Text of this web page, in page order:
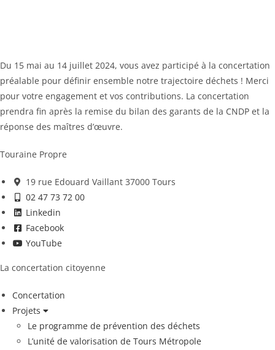
Du 15 mai au 14 juillet 2024, vous avez participé à la concertation
préalable pour définir ensemble notre trajectoire déchets ! Merci
pour votre engagement et vos contributions. La concertation
prendra fin après la remise du bilan des garants de la CNDP et la
réponse des maîtres d’œuvre.
Touraine Propre
19 rue Edouard Vaillant 37000 Tours
02 47 73 72 00
Linkedin
Facebook
YouTube
La concertation citoyenne
Concertation
Projets
Le programme de prévention des déchets
L’unité de valorisation de Tours Métropole